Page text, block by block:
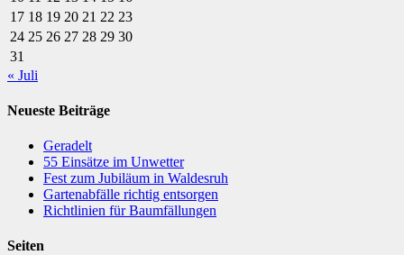
17 18 19 20 21 22 23
24 25 26 27 28 29 30
31
« Juli
Neueste Beiträge
Geradelt
​55 Einsätze im Unwetter
Fest zum Jubiläum in Waldesruh
Gartenabfälle richtig entsorgen
Richtlinien für Baumfällungen
Seiten